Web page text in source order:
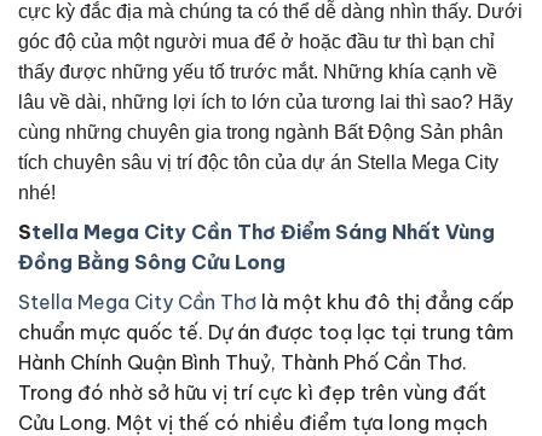
cực kỳ đắc địa mà chúng ta có thể dễ dàng nhìn thấy. Dưới
góc độ của một người mua để ở hoặc đầu tư thì bạn chỉ
thấy được những yếu tố trước mắt. Những khía cạnh về
lâu về dài, những lợi ích to lớn của tương lai thì sao? Hãy
cùng những chuyên gia trong ngành Bất Động Sản phân
tích chuyên sâu vị trí độc tôn của dự án Stella Mega City
nhé!
Stella Mega City Cần Thơ Điểm Sáng Nhất Vùng
Đồng Bằng Sông Cửu Long
Stella Mega City Cần Thơ là một khu đô thị đẳng cấp
chuẩn mực quốc tế. Dự án được toạ lạc tại trung tâm
Hành Chính Quận Bình Thuỷ, Thành Phố Cần Thơ.
Trong đó nhờ sở hữu vị trí cực kì đẹp trên vùng đất
Cửu Long. Một vị thế có nhiều điểm tựa long mạch